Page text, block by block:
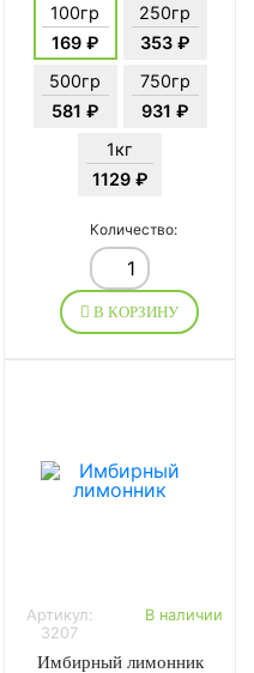
100гр
169 ₽
250гр
353 ₽
500гр
581 ₽
750гр
931 ₽
1кг
1129 ₽
Количество:
В КОРЗИНУ
Артикул:
3207
В наличии
Имбирный лимонник